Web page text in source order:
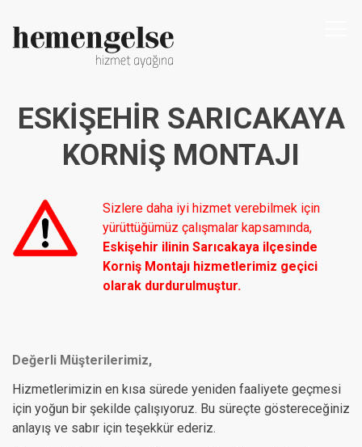
ESKIŞEHIR SARICAKAYA
KORNIŞ MONTAJI
Sizlere daha iyi hizmet verebilmek için
yürüttüğümüz çalışmalar kapsamında,
Eskişehir ilinin Sarıcakaya ilçesinde
Korniş Montajı hizmetlerimiz geçici
olarak durdurulmuştur.
Değerli Müşterilerimiz,
Hizmetlerimizin en kısa sürede yeniden faaliyete geçmesi
için yoğun bir şekilde çalışıyoruz. Bu süreçte göstereceğiniz
anlayış ve sabır için teşekkür ederiz.